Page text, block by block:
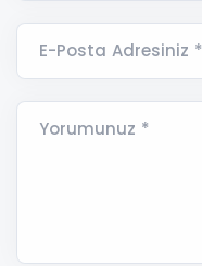
E-Posta Adresiniz *
Yorumunuz *